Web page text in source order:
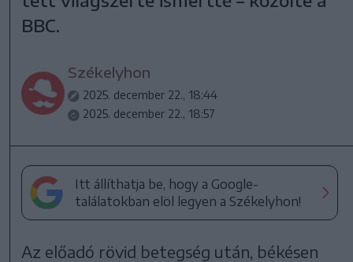
BBC.
Székelyhon
2025. december 22., 18:44
2025. december 22., 18:57
Itt állíthatja be, hogy a Google-
találatokban elöl legyen a Székelyhon!
Az előadó rövid betegség után, békésen